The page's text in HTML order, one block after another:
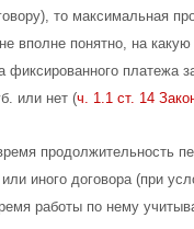
то максимальная
вполне понятно, на
фиксированного платежа
или нет (ч. 1.1 ст. 14
продолжительность
или иного договора (при
работы по нему